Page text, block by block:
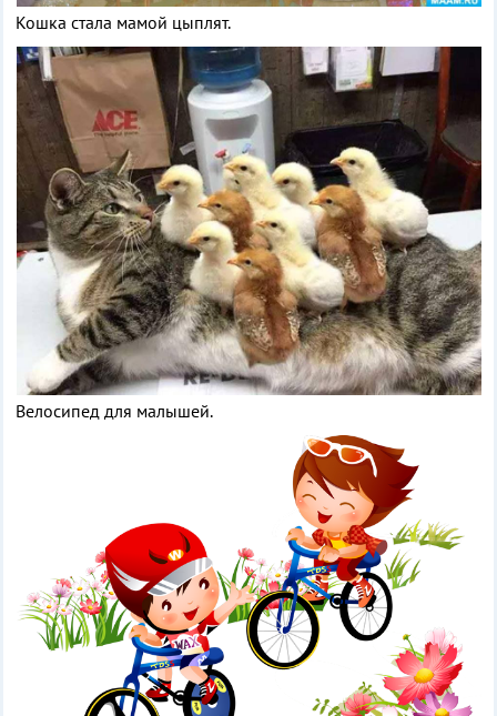
Кошка стала мамой цыплят.
Велосипед для малышей.